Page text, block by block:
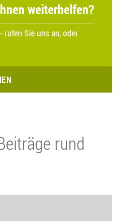
weiterhelfen?
rufen Sie uns an, oder
rund